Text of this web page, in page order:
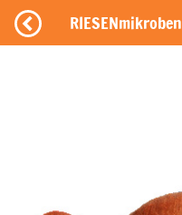
RIESENmikroben